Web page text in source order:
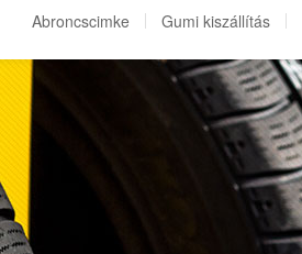
Abroncscimke
Gumi kiszállítás